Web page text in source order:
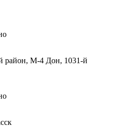
район, М-4 Дон, 1031-й